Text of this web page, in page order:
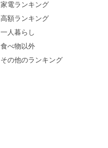
家電ランキング
高額ランキング
一人暮らし
食べ物以外
その他のランキング